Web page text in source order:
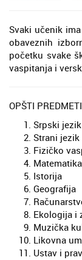
Svaki učenik
obaveznih
početku svake
vaspitanja i
OPŠTI PREDMETI
Srpski
Strani jezik
Fizičko
Matematika
Istorija
Geografija
Ekologija i
Muzička
Likovna
Ustav i